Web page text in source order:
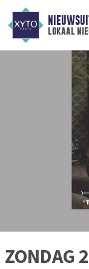
lokaal
ZONDAG